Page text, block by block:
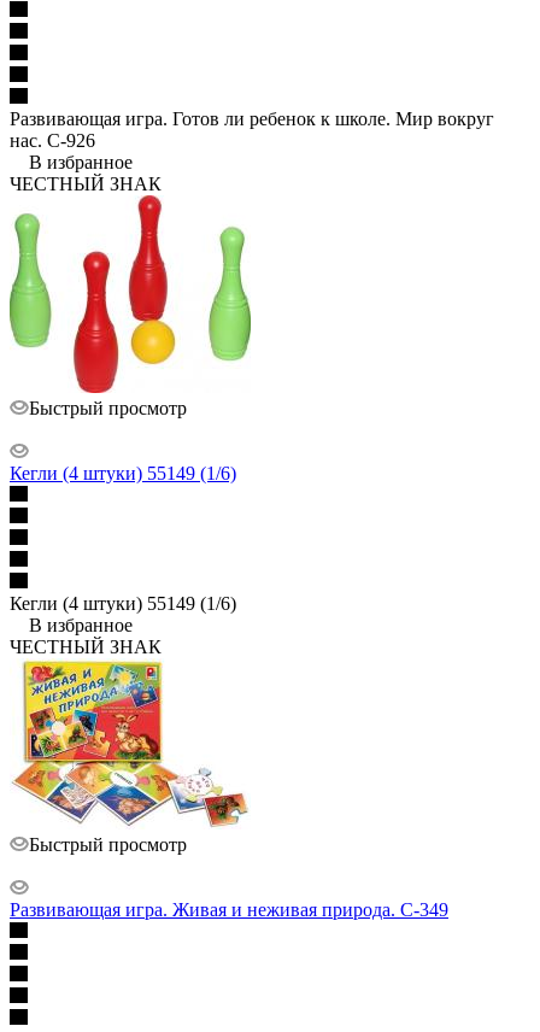
Развивающая игра. Готов ли ребенок к школе. Мир вокруг
нас. С-926
В избранное
ЧЕСТНЫЙ ЗНАК
Быстрый просмотр
Кегли (4 штуки) 55149 (1/6)
Кегли (4 штуки) 55149 (1/6)
В избранное
ЧЕСТНЫЙ ЗНАК
Быстрый просмотр
Развивающая игра. Живая и неживая природа. С-349